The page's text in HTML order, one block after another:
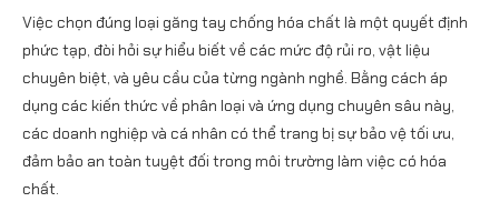
Việc chọn đúng loại găng tay chống hóa chất là một quyết định
phức tạp, đòi hỏi sự hiểu biết về các mức độ rủi ro, vật liệu
chuyên biệt, và yêu cầu của từng ngành nghề. Bằng cách áp
dụng các kiến thức về phân loại và ứng dụng chuyên sâu này,
các doanh nghiệp và cá nhân có thể trang bị sự bảo vệ tối ưu,
đảm bảo an toàn tuyệt đối trong môi trường làm việc có hóa
chất.